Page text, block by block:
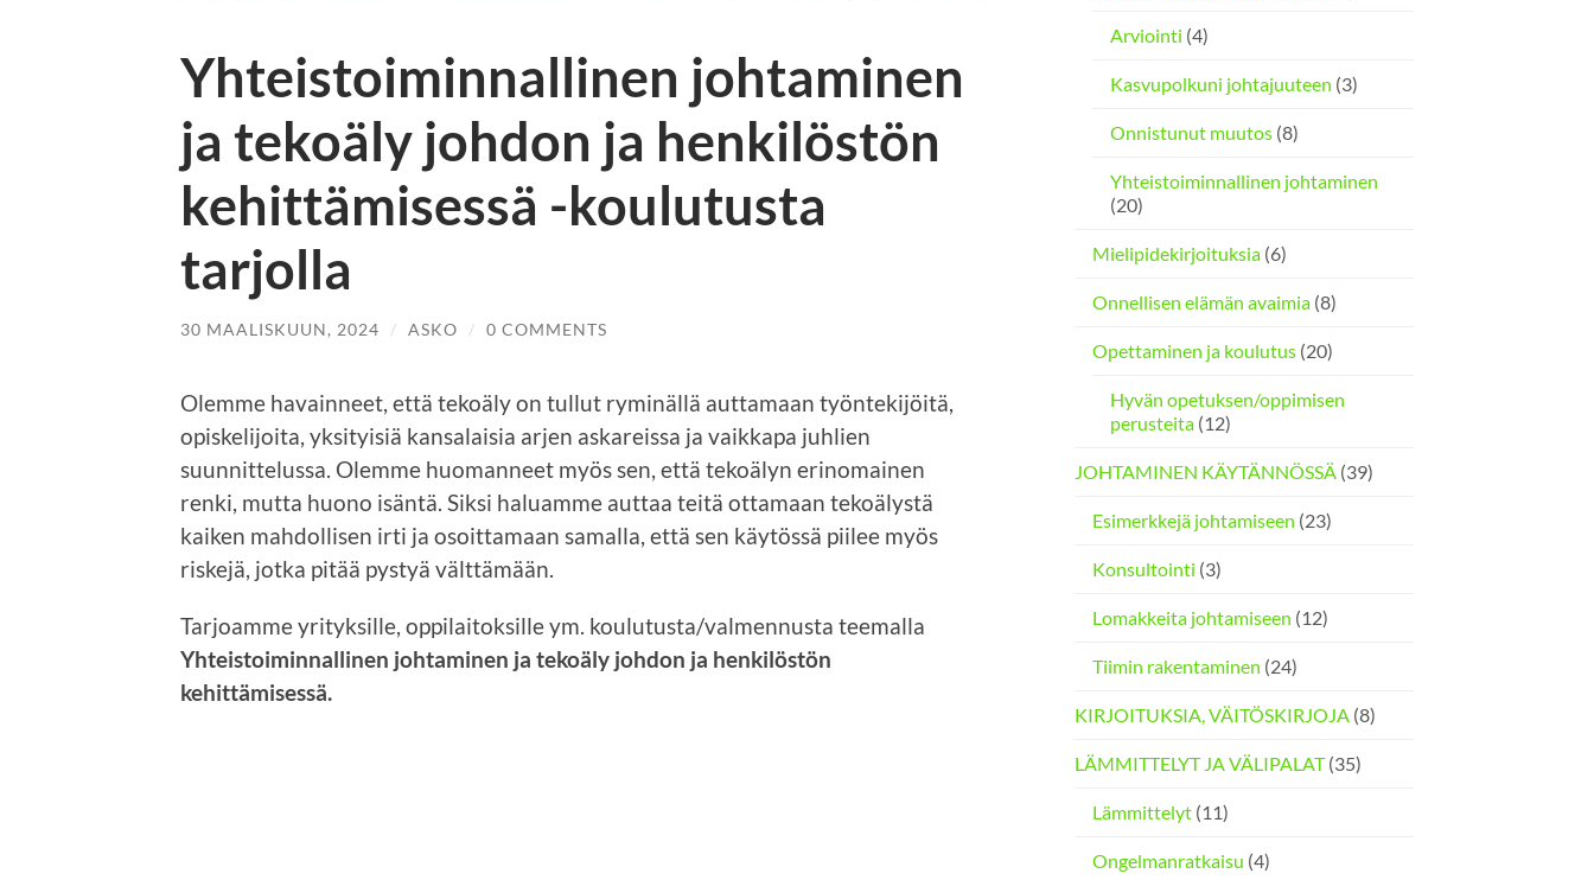
Yhteistoiminnallinen johtaminen
ja tekoäly johdon ja henkilöstön
kehittämisessä -koulutusta
tarjolla
30 MAALISKUUN, 2024 / ASKO / 0 COMMENTS
Olemme havainneet, että tekoäly on tullut ryminällä auttamaan työntekijöitä,
opiskelijoita, yksityisiä kansalaisia arjen askareissa ja vaikkapa juhlien
suunnittelussa. Olemme huomanneet myös sen, että tekoälyn erinomainen
renki, mutta huono isäntä. Siksi haluamme auttaa teitä ottamaan tekoälystä
kaiken mahdollisen irti ja osoittamaan samalla, että sen käytössä piilee myös
riskejä, jotka pitää pystyä välttämään.
Tarjoamme yrityksille, oppilaitoksille ym. koulutusta/valmennusta teemalla
Yhteistoiminnallinen johtaminen ja tekoäly johdon ja henkilöstön
kehittämisessä.
Arviointi (4)
Kasvupolkuni johtajuuteen (3)
Onnistunut muutos (8)
Yhteistoiminnallinen johtaminen
(20)
Mielipidekirjoituksia (6)
Onnellisen elämän avaimia (8)
Opettaminen ja koulutus (20)
Hyvän opetuksen/oppimisen
perusteita (12)
JOHTAMINEN KÄYTÄNNÖSSÄ (39)
Esimerkkejä johtamiseen (23)
Konsultointi (3)
Lomakkeita johtamiseen (12)
Tiimin rakentaminen (24)
KIRJOITUKSIA, VÄITÖSKIRJOJA (8)
LÄMMITTELYT JA VÄLIPALAT(35)
Lämmittelyt (11)
Ongelmanratkaisu (4)